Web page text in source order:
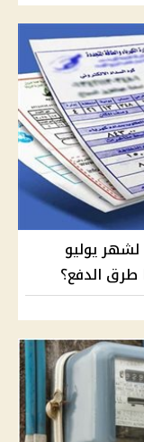
لشهر يوليو
طرق الدفع؟